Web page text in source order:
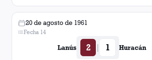
20 de agosto de 1961
Fecha 14
Lanús 2 | 1 Huracán